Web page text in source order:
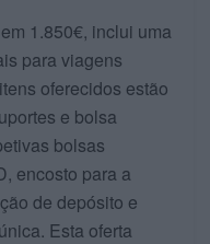
1.850€, inclui uma
para viagens
oferecidos estão
e bolsa
bolsas
encosto para a
de depósito e
Esta oferta